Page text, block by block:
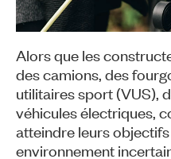
Alors que les
des camions, des
utilitaires sport (VUS),
véhicules électriques,
atteindre leurs
environnement